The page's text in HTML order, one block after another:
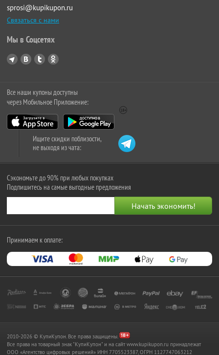
sprosi@kupikupon.ru
Связаться с нами
Мы в Соцсетях
Все наши купоны доступны
через Мобильное Приложение:
Ищите скидки поблизости,
не выходя из чата:
Сэкономьте до 90% при любых покупках
Подпишитесь на самые выгодные предложения
Принимаем к оплате:
2010-2026 © КупиКупон. Все права защищены.
Все права на товарный знак "КупиКупон" и на сайт www.kupikupon.ru принадлежат
OOO «Агентство цифровых решений» ИНН 7705523387, ОГРН 1127747063212